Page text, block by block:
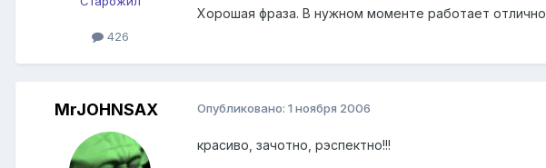
426
Хорошая фраза. В нужном моменте работает отлично
MrJOHNSAX Опубликовано: 1 ноября 2006
красиво, зачотно, рэспектно!!!